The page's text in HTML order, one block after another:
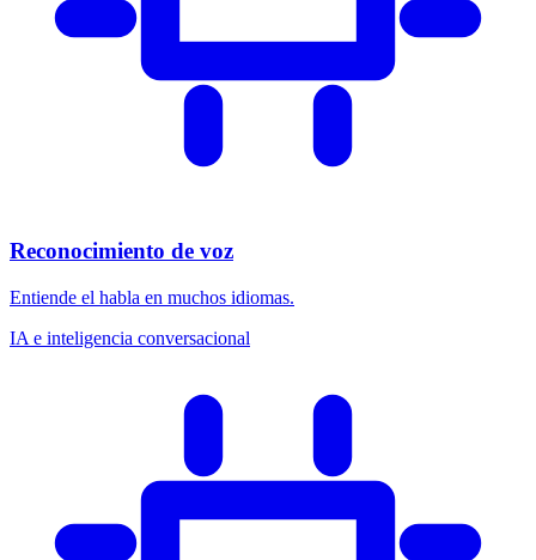
Reconocimiento de voz
Entiende el habla en muchos idiomas.
IA e inteligencia conversacional